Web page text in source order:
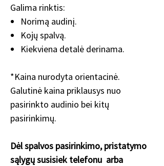
Galima rinktis:
Norimą audinį.
Kojų spalvą.
Kiekviena detalė derinama.
*Kaina nurodyta orientacinė.
Galutinė kaina priklausys nuo
pasirinkto audinio bei kitų
pasirinkimų.
Dėl spalvos pasirinkimo, pristatymo
sąlygų susisiek telefonu arba